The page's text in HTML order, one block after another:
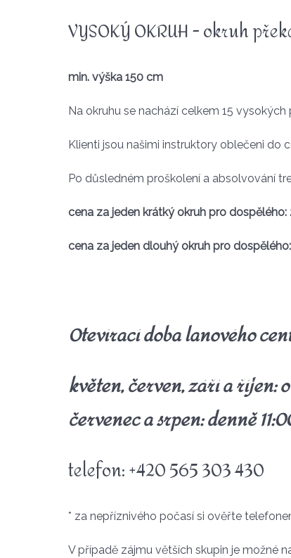
VYSOKÝ OKRUH - okruh
min. výška 150 cm
Na okruhu se nachází celkem 15
Klienti jsou našimi instruktory oblečeni do
Po důsledném proškolení a absolvování
cena za jeden krátký okruh pro dospělého:
cena za jeden dlouhý okruh pro
Otevírací doba lanového
květen, červen, září a říjen:
červenec a srpen: denně
telefon: +420 565 303 430
* za nepříznivého počasí si ověřte
V případě zájmu větších skupin je možné